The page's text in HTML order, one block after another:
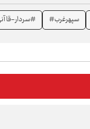
سپهرغرب# #سردار-